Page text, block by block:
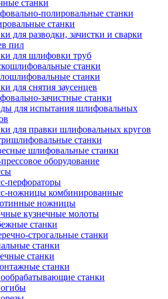
станки
полировальные станки
станки
для разводки, зачистки и сварки
пил
для шлифовки труб
станки
станки
для снятия заусенцев
зачистные станки
для испытания шлифовальных
для правки шлифовальных кругов
станки
шлифовальные станки
оборудование
перфораторы
ножницы комбинированные
ножницы
кузнечные молоты
станки
строгальные станки
станки
станки
станки
станки